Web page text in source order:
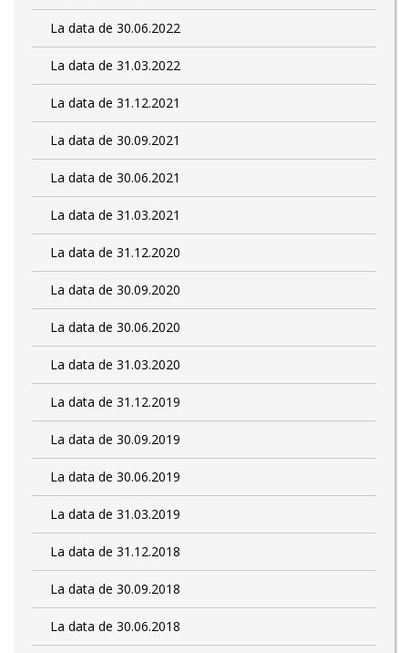
La data de 30.06.2022
La data de 31.03.2022
La data de 31.12.2021
La data de 30.09.2021
La data de 30.06.2021
La data de 31.03.2021
La data de 31.12.2020
La data de 30.09.2020
La data de 30.06.2020
La data de 31.03.2020
La data de 31.12.2019
La data de 30.09.2019
La data de 30.06.2019
La data de 31.03.2019
La data de 31.12.2018
La data de 30.09.2018
La data de 30.06.2018